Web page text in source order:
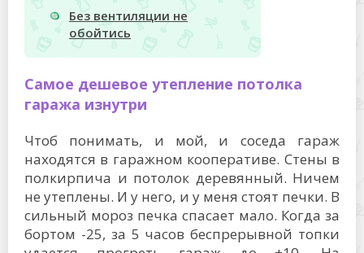
Без вентиляции не
обойтись
Самое дешевое утепление потолка
гаража изнутри
Чтоб понимать, и мой, и соседа гараж
находятся в гаражном кооперативе. Стены в
полкирпича и потолок деревянный. Ничем
не утеплены. И у него, и у меня стоят печки. В
сильный мороз печка спасает мало. Когда за
бортом -25, за 5 часов беспрерывной топки